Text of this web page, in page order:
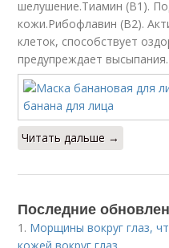
шелушение.Тиамин (В1).
кожи.Рибофлавин (В2).
клеток, способствует
предупреждает высыпания.
Читать дальше →
Последние
1. Морщины вокруг глаз,